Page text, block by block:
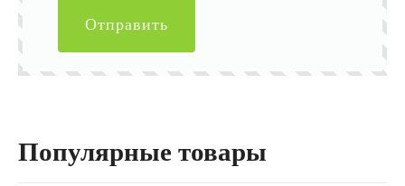
Отправить
Популярные товары